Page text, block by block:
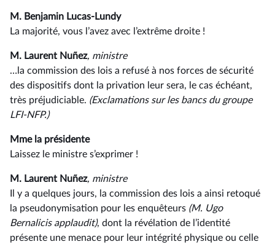
M. Benjamin Lucas-Lundy
La majorité, vous l’avez avec l’extrême droite !
M. Laurent Nuñez, ministre
…la commission des lois a refusé à nos forces de sécurité
des dispositifs dont la privation leur sera, le cas échéant,
très préjudiciable. (Exclamations sur les bancs du groupe
LFI-NFP.)
Mme la présidente
Laissez le ministre s’exprimer !
M. Laurent Nuñez, ministre
Il y a quelques jours, la commission des lois a ainsi retoqué
la pseudonymisation pour les enquêteurs (M. Ugo
Bernalicisapplaudit), dont la révélation de l’identité
présente une menace pour leur intégrité physique ou celle